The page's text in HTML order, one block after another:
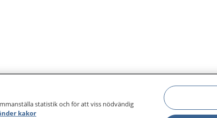
statistik och för att viss nödvändig
kakor